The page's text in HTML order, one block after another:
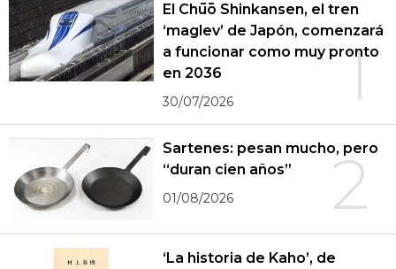
1
El Chūō Shinkansen, el tren
‘maglev’ de Japón, comenzará
a funcionar como muy pronto
en 2036
30/07/2026
2
Sartenes: pesan mucho, pero
“duran cien años”
01/08/2026
‘La historia de Kaho’, de